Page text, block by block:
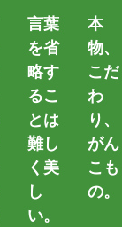
言葉
を省
略す
るこ
とは
難し
く美
し
い。
本
物、
こだ
わ
り、
がん
こも
の。